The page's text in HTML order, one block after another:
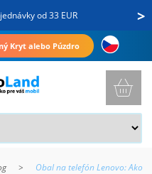
>
od 33 EUR
Kryt alebo Púzdro
> Obal na telefón Lenovo: Ako